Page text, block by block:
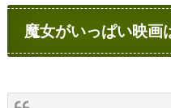
魔女がいっぱい映画